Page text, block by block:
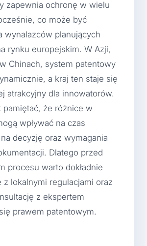
zapewnia ochronę w wielu
co może być
wynalazców planujących
rynku europejskim. W Azji,
Chinach, system patentowy
a kraj ten staje się
atrakcyjny dla innowatorów.
pamiętać, że różnice w
wpływać na czas
decyzję oraz wymagania
Dlatego przed
procesu warto dokładnie
z lokalnymi regulacjami oraz
z ekspertem
prawem patentowym.